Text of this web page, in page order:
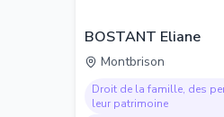
BOSTANT Eliane
Montbrison
Droit de la famille, des
leur patrimoine